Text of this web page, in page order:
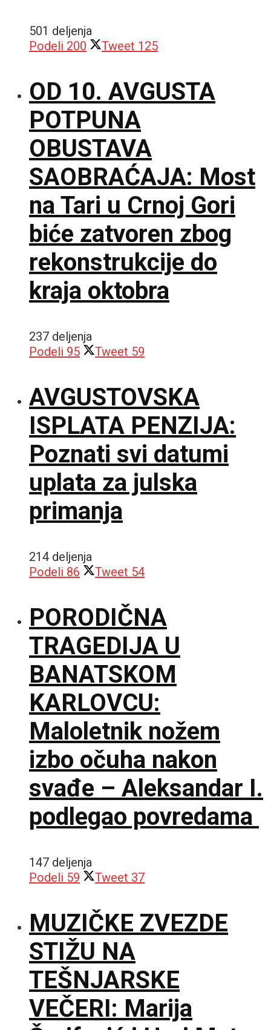
501 deljenja
Podeli 200 Tweet 125
OD 10. AVGUSTA
POTPUNA
OBUSTAVA
SAOBRAĆAJA: Most
na Tari u Crnoj Gori
biće zatvoren zbog
rekonstrukcije do
kraja oktobra
237 deljenja
Podeli 95 Tweet 59
AVGUSTOVSKA
ISPLATA PENZIJA:
Poznati svi datumi
uplata za julska
primanja
214 deljenja
Podeli 86 Tweet 54
PORODIČNA
TRAGEDIJA U
BANATSKOM
KARLOVCU:
Maloletnik nožem
izbo očuha nakon
svađe – Aleksandar I.
podlegao povredama
147 deljenja
Podeli 59 Tweet 37
MUZIČKE ZVEZDE
STIŽU NA
TEŠNJARSKE
VEČERI: Marija